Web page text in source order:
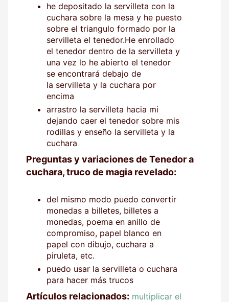
he depositado la servilleta con la
cuchara sobre la mesa y he puesto
sobre el triangulo formado por la
servilleta el tenedor.He enrollado
el tenedor dentro de la servilleta y
una vez lo he abierto el tenedor
se encontrará debajo de
la servilleta y la cuchara por
encima
arrastro la servilleta hacia mi
dejando caer el tenedor sobre mis
rodillas y enseño la servilleta y la
cuchara
Preguntas y variaciones de Tenedor a
cuchara, truco de magia revelado:
del mismo modo puedo convertir
monedas a billetes, billetes a
monedas, poema en anillo de
compromiso, papel blanco en
papel con dibujo, cuchara a
piruleta, etc.
puedo usar la servilleta o cuchara
para hacer más trucos
Artículos relacionados: multiplicar el